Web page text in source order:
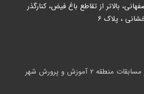
بالاتر از تقاطع باغ فیض، کنارگذر
، پلاک 6
درخشش گروه سرود در مسابقات منطقه 2 آموزش و پرورش شهر